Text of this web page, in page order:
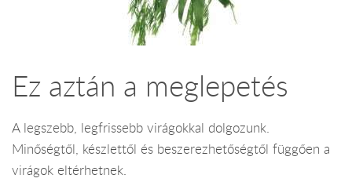
Ez aztán a meglepetés
A legszebb, legfrissebb virágokkal dolgozunk.
Minőségtől, készlettől és beszerezhetőségtől függően a
virágok eltérhetnek.